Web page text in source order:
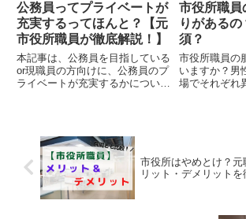
公務員ってプライベートが
充実するってほんと？【元
市役所職員が徹底解説！】
本記事は、公務員を目指している
or現職員の方向けに、公務員のプ
ライベートが充実するかについて
るかと思います。ぜひご参考にい
ただくとよいかと思います。
市役所職員
りがある
須？
市役所職員の
いますか？男
場でそれぞれ
市役所はやめとけ？元
リット・デメリットを